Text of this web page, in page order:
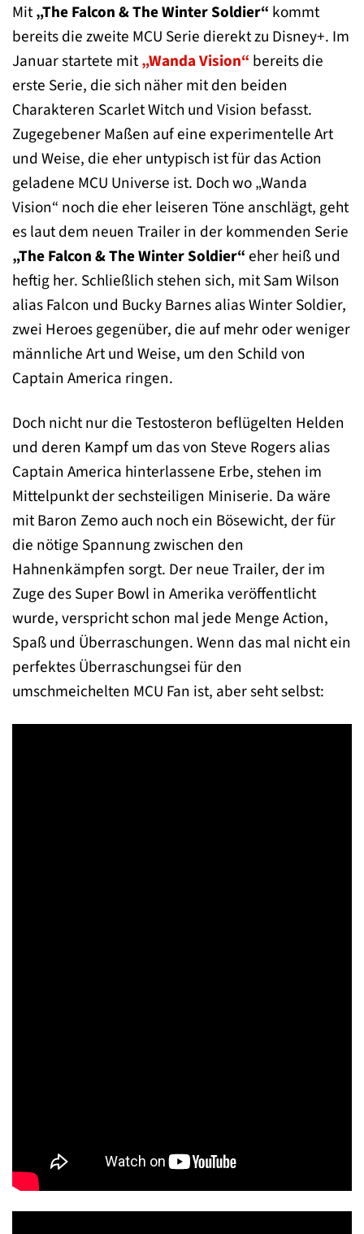
Mit„The Falcon & The Winter Soldier“ kommt
bereits die zweite MCU Serie dierekt zu Disney+. Im
Januar startete mit„Wanda Vision“ bereits die
erste Serie, die sich näher mit den beiden
Charakteren Scarlet Witch und Vision befasst.
Zugegebener Maßen auf eine experimentelle Art
und Weise, die eher untypisch ist für das Action
geladene MCU Universe ist. Doch wo „Wanda
Vision“ noch die eher leiseren Töne anschlägt, geht
es laut dem neuen Trailer in der kommenden Serie
„The Falcon & The Winter Soldier“eher heiß und
heftig her. Schließlich stehen sich, mit Sam Wilson
alias Falcon und Bucky Barnes alias Winter Soldier,
zwei Heroes gegenüber, die auf mehr oder weniger
männliche Art und Weise, um den Schild von
Captain America ringen.
Doch nicht nur die Testosteron beflügelten Helden
und deren Kampf um das von Steve Rogers alias
Captain America hinterlassene Erbe, stehen im
Mittelpunkt der sechsteiligen Miniserie. Da wäre
mit Baron Zemo auch noch ein Bösewicht, der für
die nötige Spannung zwischen den
Hahnenkämpfen sorgt. Der neue Trailer, der im
Zuge des Super Bowl in Amerika veröffentlicht
wurde, verspricht schon mal jede Menge Action,
Spaß und Überraschungen. Wenn das mal nicht ein
perfektes Überraschungsei für den
umschmeichelten MCU Fan ist, aber seht selbst: